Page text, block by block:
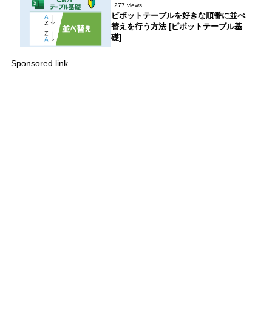
277 views
ピボットテーブルを好きな順番に並べ
替えを行う方法 [ピボットテーブル基
礎]
Sponsored link